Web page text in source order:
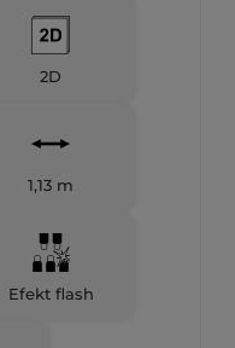
2D
1,13 m
Efekt flash